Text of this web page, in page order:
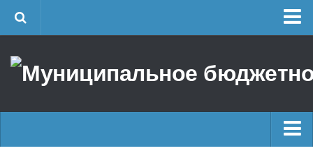
Об учреждении
Районные УГЗ